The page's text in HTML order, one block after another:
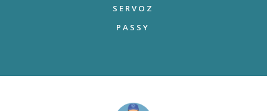
SERVOZ
PASSY